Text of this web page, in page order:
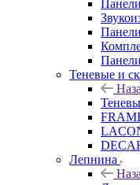
Теневые и
Лепнина